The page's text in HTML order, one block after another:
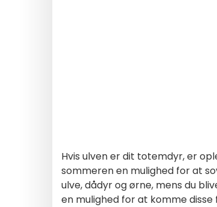
Hvis ulven er dit totemdyr, er
sommeren en mulighed for at
ulve, dådyr og ørne, mens du
en mulighed for at komme